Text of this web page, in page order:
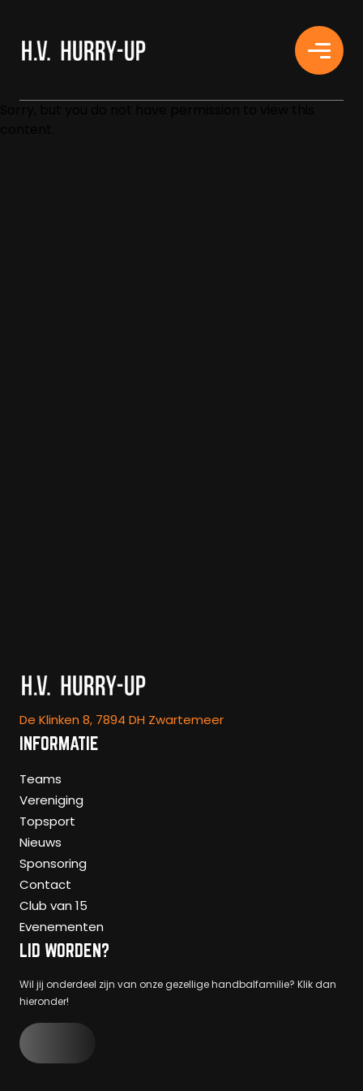
De Klinken 8, 7894 DH Zwartemeer
INFORMATIE
Teams
Vereniging
Topsport
Nieuws
Sponsoring
Contact
Club van 15
Evenementen
LID WORDEN?
Wil jij onderdeel zijn van onze gezellige handbalfamilie? Klik dan
hieronder!